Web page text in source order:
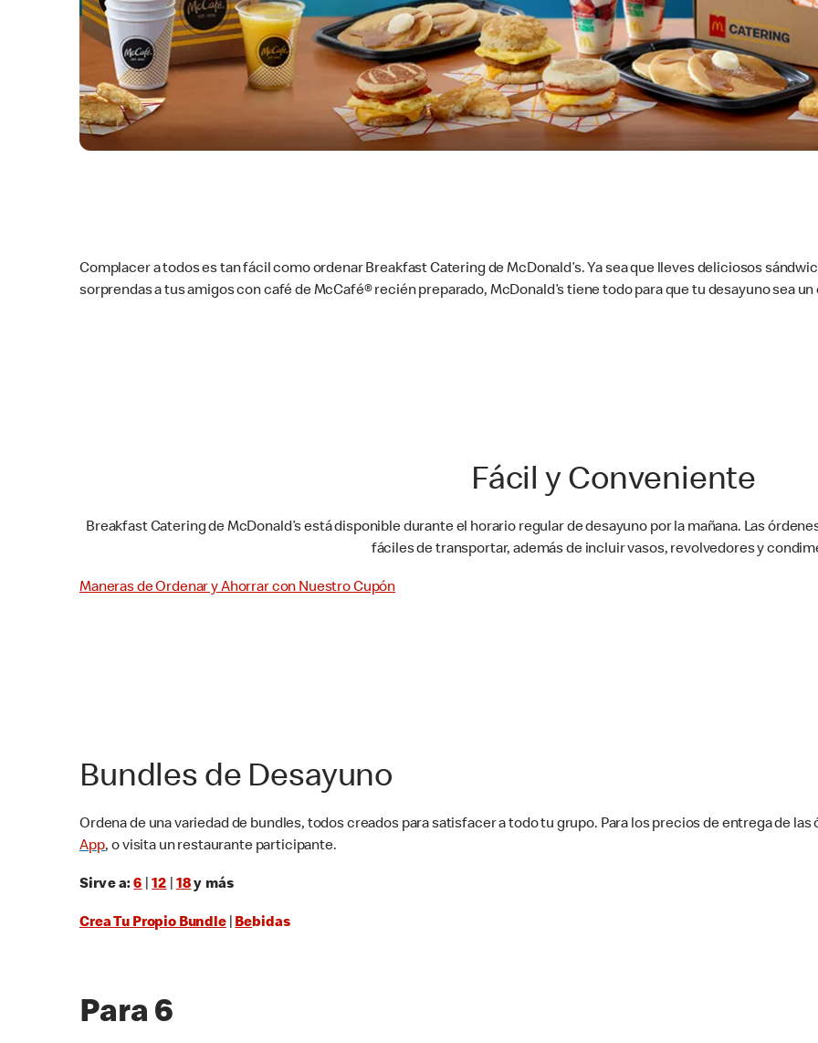
Complacer a todos es tan fácil como ordenar Breakfast Catering de McDonald’s. Ya sea que lleves deliciosos
sorprendas a tus amigos con café de McCafé® recién preparado, McDonald’s tiene todo para que tu desayuno sea un
Fácil y Conveniente
Breakfast Catering de McDonald’s está disponible durante el horario regular de desayuno por la mañana. Las
fáciles de transportar, además de incluir vasos, revolvedores y
Maneras de Ordenar y Ahorrar con Nuestro Cupón
Bundles de Desayuno
Ordena de una variedad de bundles, todos creados para satisfacer a todo tu grupo. Para los precios de entrega de las
App, o visita un restaurante participante.
Sirve a: 6|12| 18y más
Crea Tu Propio Bundle|Bebidas
Para 6